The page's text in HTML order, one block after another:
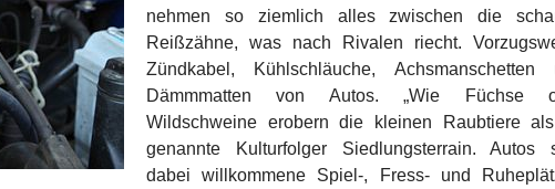
nehmen so ziemlich alles zwischen die
Reißzähne, was nach Rivalen riecht.
Zündkabel, Kühlschläuche, Achsmanschetten
Dämmmatten von Autos. „Wie Füchse
Wildschweine erobern die kleinen Raubtiere
genannte Kulturfolger Siedlungsterrain. Autos
dabei willkommene Spiel-, Fress- und